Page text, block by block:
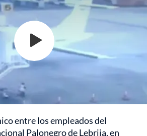
entre los empleados del
Palonegro de Lebrija, en